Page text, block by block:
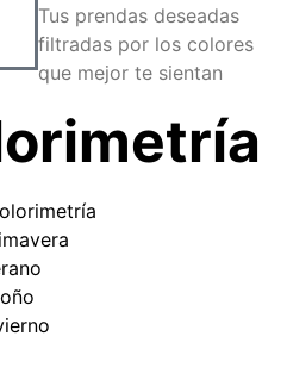
Tus prendas deseadas
filtradas por los colores
que mejor te sientan